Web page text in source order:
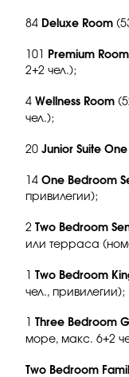
84 Deluxe Room
101 Premium Room
2+2 чел.);
4 Wellness Room
чел.);
20 Junior Suite
14 One Bedroom
привилегии);
2 Two Bedroom
или терраса
Two Bedroom
чел., привилегии);
Three Bedroom
море, макс. 6+2
Two Bedroom